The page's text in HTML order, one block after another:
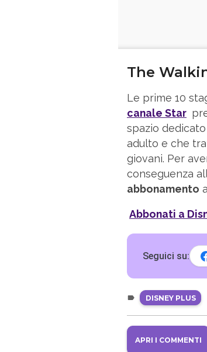
The
Le prime 10
canale Star
spazio
adulto e che
giovani. Per
conseguenza
abbonamento
Abbonati a
Seguici su:
DISNEY PLUS
APRI I COMMENTI